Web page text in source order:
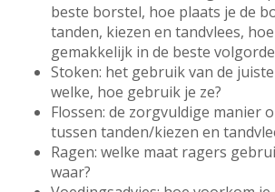
beste borstel, hoe plaats je de
tanden, kiezen en tandvlees,
gemakkelijk in de beste
Stoken: het gebruik van de
welke, hoe gebruik je ze?
Flossen: de zorgvuldige manier
tussen tanden/kiezen en
Ragen: welke maat ragers
waar?